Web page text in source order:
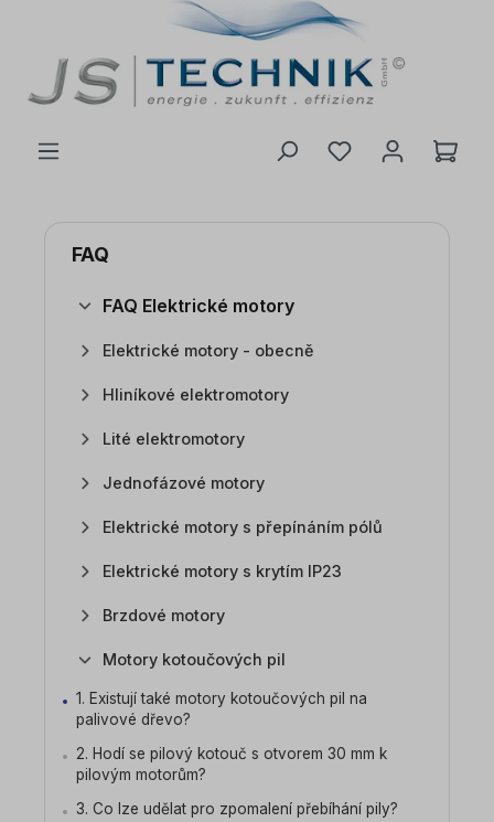
FAQ
FAQ Elektrické motory
Elektrické motory - obecně
Hliníkové elektromotory
Lité elektromotory
Jednofázové motory
Elektrické motory s přepínáním pólů
Elektrické motory s krytím IP23
Brzdové motory
Motory kotoučových pil
1. Existují také motory kotoučových pil na
palivové dřevo?
2. Hodí se pilový kotouč s otvorem 30 mm k
pilovým motorům?
3. Co lze udělat pro zpomalení přebíhání pily?